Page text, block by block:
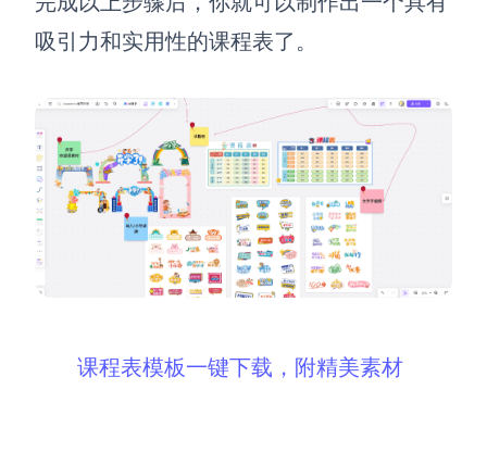
吸引力和实用性的课程表了。
课程表模板一键下载 ，附精美素材